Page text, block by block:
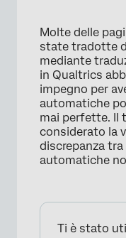
Molte delle
state tradotte
mediante
in Qualtrics
impegno per
automatiche
mai perfette. Il
considerato la
discrepanza
automatiche
Ti è stato